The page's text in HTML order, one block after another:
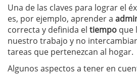
Una de las claves para lograr el
es, por ejemplo, aprender a
correcta y definida el tiempo que
nuestro trabajo y no
tareas que pertenezcan al hogar.
Algunos aspectos a tener en